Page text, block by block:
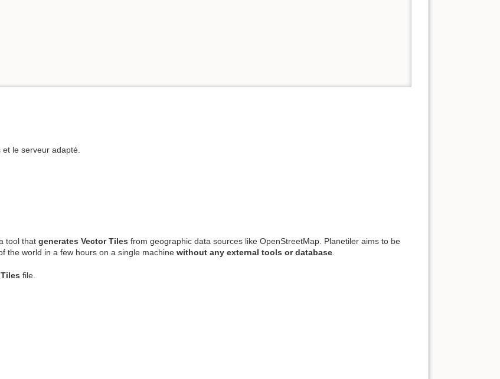
le serveur adapté.
tool that generates Vector Tiles from geographic data sources like OpenStreetMap. Planetiler aims to be
the world in a few hours on a single machine without any external tools or database
file.